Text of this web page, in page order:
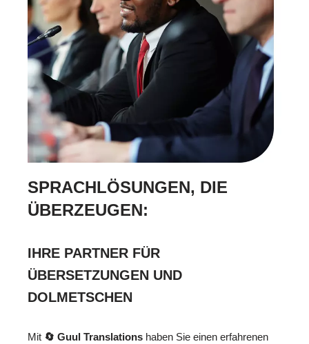
SPRACHLÖSUNGEN, DIE
ÜBERZEUGEN:
IHRE PARTNER FÜR
ÜBERSETZUNGEN UND
DOLMETSCHEN
Mit 🔄 Guul Translations haben Sie einen erfahrenen